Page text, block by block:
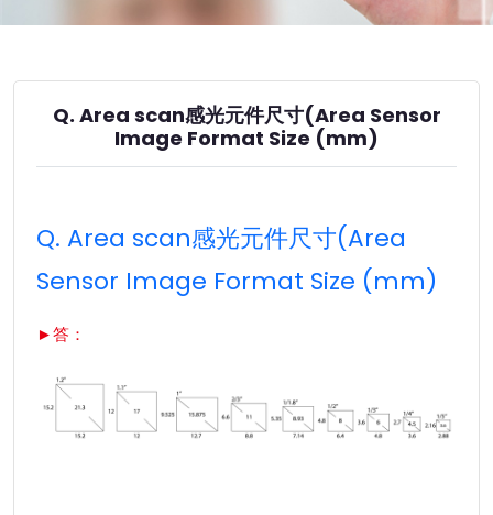
Q. Area scan感光元件尺寸(Area Sensor
Image Format Size (mm)
Q. Area scan感光元件尺寸(Area
Sensor Image Format Size (mm)
►答：